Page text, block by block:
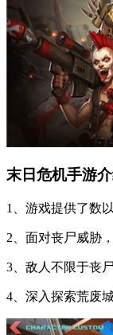
末日危机手游介
1、游戏提供了数
2、面对丧尸威胁
3、敌人不限于丧
4、深入探索荒废